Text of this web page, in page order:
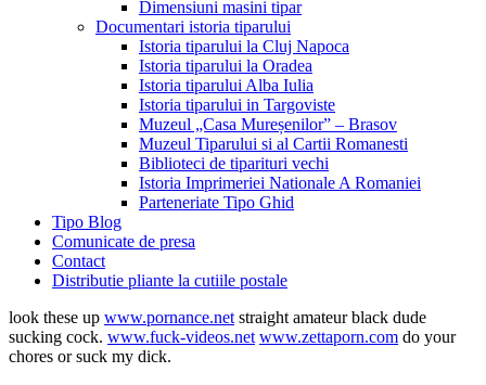
Dimensiuni masini tipar
Documentari istoria tiparului
Istoria tiparului la Cluj Napoca
Istoria tiparului la Oradea
Istoria tiparului Alba Iulia
Istoria tiparului in Targoviste
Muzeul „Casa Mureșenilor” – Brasov
Muzeul Tiparului si al Cartii Romanesti
Biblioteci de tiparituri vechi
Istoria Imprimeriei Nationale A Romaniei
Parteneriate Tipo Ghid
Tipo Blog
Comunicate de presa
Contact
Distributie pliante la cutiile postale
look these up www.pornance.net straight amateur black dude
sucking cock. www.fuck-videos.net www.zettaporn.com do your
chores or suck my dick.